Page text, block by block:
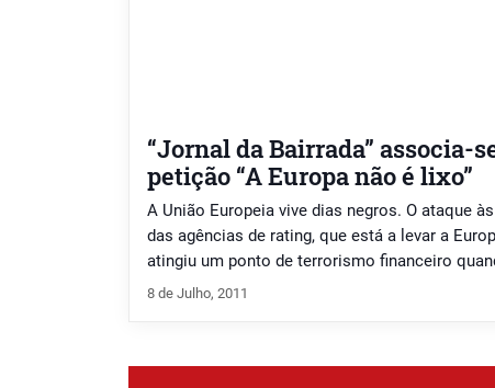
“Jornal da Bairrada” associa-
petição “A Europa não é lixo”
A União Europeia vive dias negros. O ataque
das agências de rating, que está a levar a
atingiu um ponto de terrorismo financeiro
baixou esta semana o “rating” de Portugal para
8 de Julho, 2011